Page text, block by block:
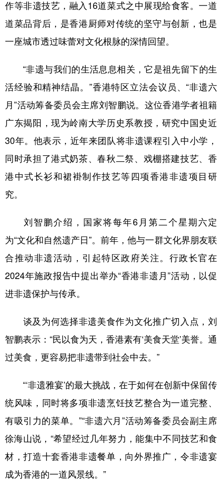
Deutsch Português
作等非遗技艺，融入16道菜式之中展现给食客。一道
道菜品背后，是香港厨师对传统的坚守与创新，也是
一座城市透过味蕾对文化根脉的深情回望。
“非遗与我们的生活息息相关，它是祖先留下的生
活经验和精神结晶。”香港特区立法会议员、“非遗六
月”活动筹备委员会主席刘智鹏说。这位香港学者祖籍
广东揭阳，现为岭南大学历史系教授，研究中国史近
30年。他表示，近年来团队将非遗课程引入中小学，
同时承担了港式奶茶、春秋二祭、戏棚搭建技艺、香
港中式长衫和裙褂制作技艺等四项香港非遗项目研
究。
刘智鹏介绍，国家将每年6月第二个星期六定
为“文化和自然遗产日”。前年，他与一群文化界朋友联
合推动非遗活动，引起特区政府关注。行政长官在
2024年施政报告中提出举办“香港非遗月”活动，以促
进非遗保护与传承。
谈及为何选择非遗美食作为文化推广切入点，刘
智鹏表示：“民以食为天，香港素有‘美食天堂’美誉。通
过美食，更容易把非遗带到社会中去。”
“‘非遗雅宴’的最大挑战，在于如何在创新中保留传
统风味，同时将多项非遗烹饪技艺整合为一道完整、
有吸引力的菜单。”“非遗六月”活动筹备委员会副主席
徐海山说，“希望经过几年努力，能集中不同技艺和食
材，打造十套香港非遗餐单，向外界推广，令非遗宴
成为香港的一道风景线。”